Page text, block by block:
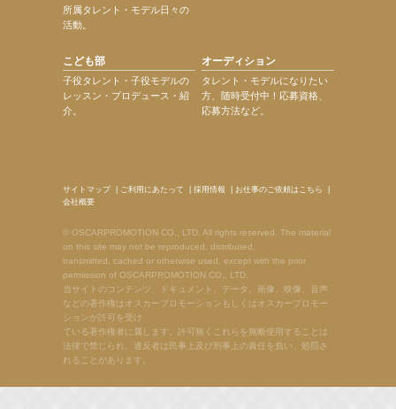
所属タレント・モデル日々の
活動。
こども部
子役タレント・子役モデルの
レッスン・プロデュース・紹
介。
オーディション
タレント・モデルになりたい
方、随時受付中！応募資格、
応募方法など。
サイトマップ| ご利用にあたって 採用情報 お仕事のご依頼はこちら
会社概要
© OSCARPROMOTION CO., LTD. All rights reserved. The material
on this site may not be reproduced, distributed,
transmitted, cached or otherwise used, except with the prior
permission of OSCARPROMOTION CO., LTD.
当サイトのコンテンツ、ドキュメント、データ、画像、映像、音声
などの著作権はオスカープロモーションもしくはオスカープロモー
ションが許可を受け
ている著作権者に属します。許可無くこれらを無断使用することは
法律で禁じられ、違反者は民事上及び刑事上の責任を負い、処罰さ
れることがあります。